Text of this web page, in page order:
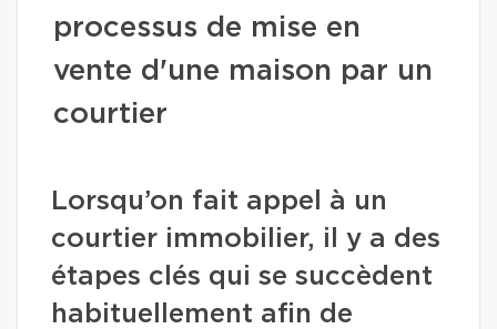
processus de mise en
vente d'une maison par un
courtier
Lorsqu’on fait appel à un
courtier immobilier, il y a des
étapes clés qui se succèdent
habituellement afin de